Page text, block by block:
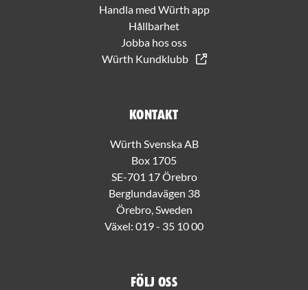
Handla med Würth app
Hållbarhet
Jobba hos oss
Würth Kundklubb
Kontakt
Würth Svenska AB
Box 1705
SE-701 17 Örebro
Berglundavägen 38
Örebro, Sweden
Växel: 019 - 35 10 00
Följ oss